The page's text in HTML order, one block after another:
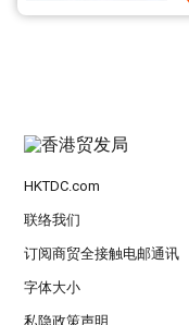
HKTDC.com
联络我们
订阅商贸全接触电邮通讯
字体大小
私隐政策声明